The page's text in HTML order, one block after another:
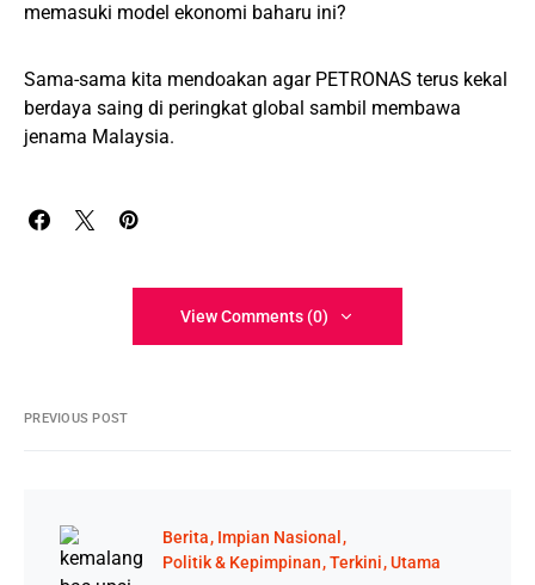
memasuki model ekonomi baharu ini?
Sama-sama kita mendoakan agar PETRONAS terus kekal
berdaya saing di peringkat global sambil membawa
jenama Malaysia.
View Comments (0)
PREVIOUS POST
Berita Impian Nasional
Politik & Kepimpinan Terkini Utama